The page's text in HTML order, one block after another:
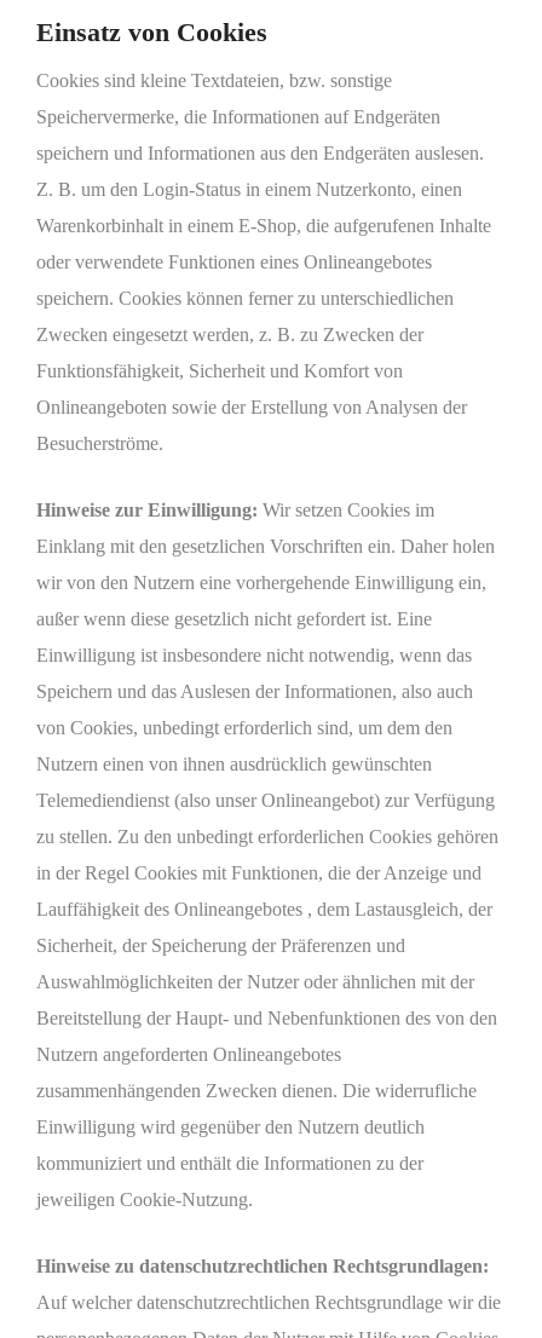
Einsatz von Cookies
Cookies sind kleine Textdateien, bzw. sonstige
Speichervermerke, die Informationen auf Endgeräten
speichern und Informationen aus den Endgeräten auslesen.
Z. B. um den Login-Status in einem Nutzerkonto, einen
Warenkorbinhalt in einem E-Shop, die aufgerufenen Inhalte
oder verwendete Funktionen eines Onlineangebotes
speichern. Cookies können ferner zu unterschiedlichen
Zwecken eingesetzt werden, z. B. zu Zwecken der
Funktionsfähigkeit, Sicherheit und Komfort von
Onlineangeboten sowie der Erstellung von Analysen der
Besucherströme.
Hinweise zur Einwilligung: Wir setzen Cookies im
Einklang mit den gesetzlichen Vorschriften ein. Daher holen
wir von den Nutzern eine vorhergehende Einwilligung ein,
außer wenn diese gesetzlich nicht gefordert ist. Eine
Einwilligung ist insbesondere nicht notwendig, wenn das
Speichern und das Auslesen der Informationen, also auch
von Cookies, unbedingt erforderlich sind, um dem den
Nutzern einen von ihnen ausdrücklich gewünschten
Telemediendienst (also unser Onlineangebot) zur Verfügung
zu stellen. Zu den unbedingt erforderlichen Cookies gehören
in der Regel Cookies mit Funktionen, die der Anzeige und
Lauffähigkeit des Onlineangebotes , dem Lastausgleich, der
Sicherheit, der Speicherung der Präferenzen und
Auswahlmöglichkeiten der Nutzer oder ähnlichen mit der
Bereitstellung der Haupt- und Nebenfunktionen des von den
Nutzern angeforderten Onlineangebotes
zusammenhängenden Zwecken dienen. Die widerrufliche
Einwilligung wird gegenüber den Nutzern deutlich
kommuniziert und enthält die Informationen zu der
jeweiligen Cookie-Nutzung.
Hinweise zu datenschutzrechtlichen Rechtsgrundlagen:
Auf welcher datenschutzrechtlichen Rechtsgrundlage wir die